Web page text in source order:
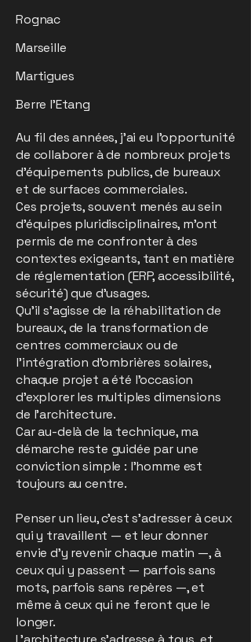
Rognac
Marseille
Martigues
Berre l'Etang
Au fil des années, j’ai eu l’opportunité
de collaborer à de nombreux projets
d’équipements publics, de bureaux
et de surfaces commerciales.
Ces projets, souvent menés au sein
d’équipes pluridisciplinaires, m’ont
permis de me confronter à des
contextes exigeants, tant en matière
de réglementation (ERP, accessibilité,
sécurité) que d’usages.
Qu’il s’agisse de la réhabilitation de
bureaux, de la transformation de
centres commerciaux ou de
l’intégration d’ombrières solaires,
chaque projet a été l’occasion
d’explorer les multiples dimensions
de l’architecture.
Car au-delà de la technique, ma
démarche reste guidée par une
conviction simple : l’homme est
toujours au centre.
Penser un lieu, c’est s’adresser à ceux
qui y travaillent — et leur donner
envie d’y revenir chaque matin —, à
ceux qui y passent — parfois sans
mots, parfois sans repères —, et
même à ceux qui ne feront que le
longer.